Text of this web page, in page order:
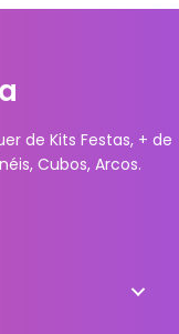
de Kits Festas, + de
Cubos, Arcos.